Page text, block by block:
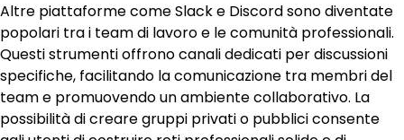
Altre piattaforme come Slack e Discord sono diventate
popolari tra i team di lavoro e le comunità professionali.
Questi strumenti offrono canali dedicati per discussioni
specifiche, facilitando la comunicazione tra membri del
team e promuovendo un ambiente collaborativo. La
possibilità di creare gruppi privati o pubblici consente